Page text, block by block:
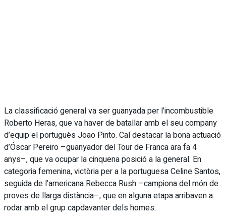
La classificació general va ser guanyada per l’incombustible
Roberto Heras, que va haver de batallar amb el seu company
d’equip el portuguès Joao Pinto. Cal destacar la bona actuació
d’Óscar Pereiro –guanyador del Tour de Franca ara fa 4
anys–, que va ocupar la cinquena posició a la general. En
categoria femenina, victòria per a la portuguesa Celine Santos,
seguida de l’americana Rebecca Rush –campiona del món de
proves de llarga distància–, que en alguna etapa arribaven a
rodar amb el grup capdavanter dels homes.